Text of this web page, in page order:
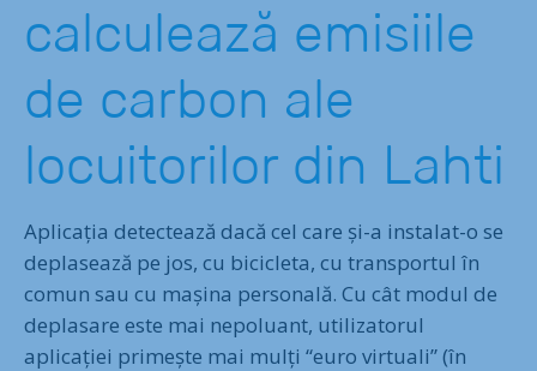
calculează emisiile
de carbon ale
locuitorilor din Lahti
Aplicația detectează dacă cel care și-a instalat-o se
deplasează pe jos, cu bicicleta, cu transportul în
comun sau cu mașina personală. Cu cât modul de
deplasare este mai nepoluant, utilizatorul
aplicației primește mai mulți “euro virtuali” (în